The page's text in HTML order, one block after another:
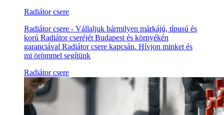
Radiátor csere
Radiátor csere - Vállaljuk bármilyen márkájú, típusú és
korú Radiátor cseréjét Budapest és környékén
garanciával Radiátor csere kapcsán. Hívjon minket és
mi örömmel segítünk
Radiátor csere